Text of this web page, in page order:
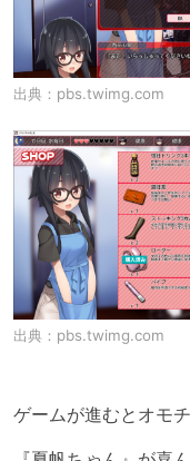
出典： pbs.twimg.com
出典： pbs.twimg.com
ゲームが進むとオモ